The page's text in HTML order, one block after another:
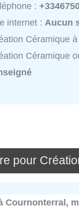
:
internet : Aucun
Céramique
Céramique
pour
Cournonterral,